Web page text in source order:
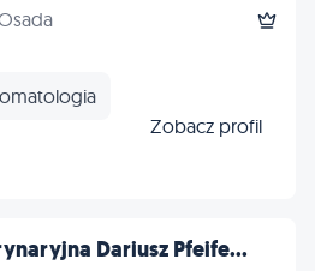
Zobacz profil
Dariusz Pfeife...